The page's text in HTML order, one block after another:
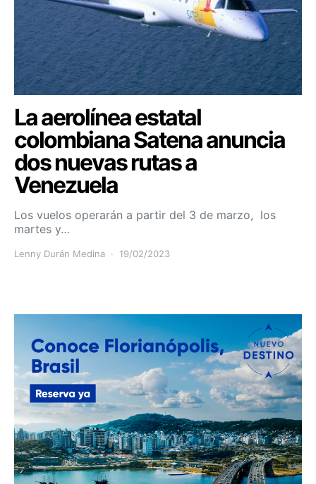
La aerolínea estatal
colombiana Satena anuncia
dos nuevas rutas a
Venezuela
Los vuelos operarán a partir del 3 de marzo, los
martes y…
Lenny Durán Medina 19/02/2023